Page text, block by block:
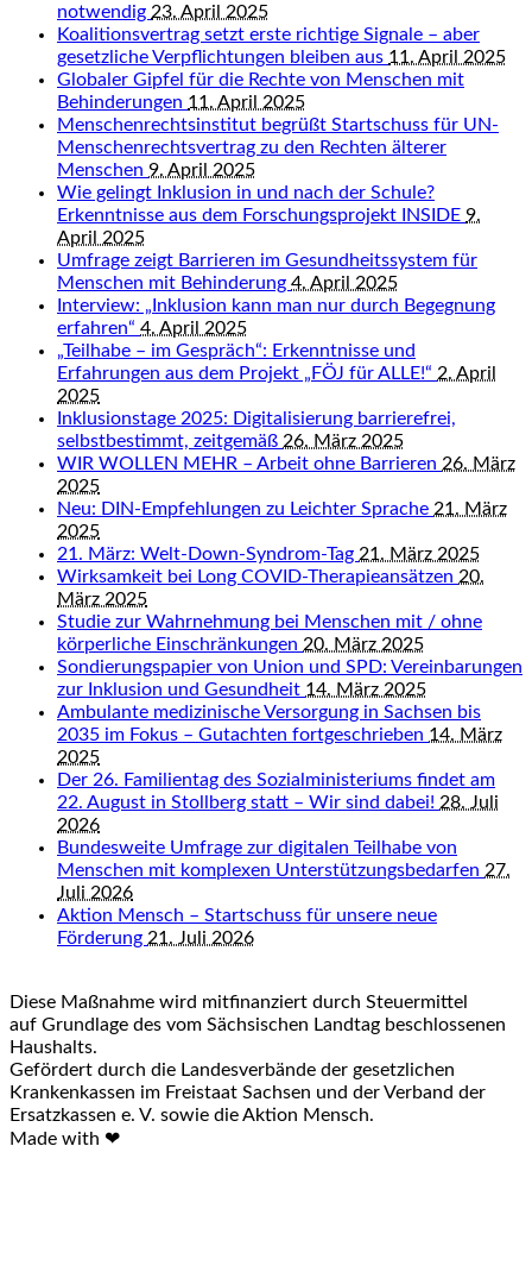
notwendig 23. April 2025
Koalitionsvertrag setzt erste richtige Signale – aber
gesetzliche Verpflichtungen bleiben aus 11. April 2025
Globaler Gipfel für die Rechte von Menschen mit
Behinderungen 11. April 2025
Menschenrechtsinstitut begrüßt Startschuss für UN-
Menschenrechtsvertrag zu den Rechten älterer
Menschen 9. April 2025
Wie gelingt Inklusion in und nach der Schule?
Erkenntnisse aus dem Forschungsprojekt INSIDE 9.
April 2025
Umfrage zeigt Barrieren im Gesundheitssystem für
Menschen mit Behinderung 4. April 2025
Interview: „Inklusion kann man nur durch Begegnung
erfahren“ 4. April 2025
„Teilhabe – im Gespräch“: Erkenntnisse und
Erfahrungen aus dem Projekt „FÖJ für ALLE!“ 2. April
2025
Inklusionstage 2025: Digitalisierung barrierefrei,
selbstbestimmt, zeitgemäß 26. März 2025
WIR WOLLEN MEHR – Arbeit ohne Barrieren 26. März
2025
Neu: DIN-Empfehlungen zu Leichter Sprache 21. März
2025
21. März: Welt-Down-Syndrom-Tag 21. März 2025
Wirksamkeit bei Long COVID-Therapieansätzen 20.
März 2025
Studie zur Wahrnehmung bei Menschen mit / ohne
körperliche Einschränkungen 20. März 2025
Sondierungspapier von Union und SPD: Vereinbarungen
zur Inklusion und Gesundheit 14. März 2025
Ambulante medizinische Versorgung in Sachsen bis
2035 im Fokus – Gutachten fortgeschrieben 14. März
2025
Der 26. Familientag des Sozialministeriums findet am
22. August in Stollberg statt – Wir sind dabei! 28. Juli
2026
Bundesweite Umfrage zur digitalen Teilhabe von
Menschen mit komplexen Unterstützungsbedarfen 27.
Juli 2026
Aktion Mensch – Startschuss für unsere neue
Förderung 21. Juli 2026
Diese Maßnahme wird mitfinanziert durch Steuermittel
auf Grundlage des vom Sächsischen Landtag beschlossenen
Haushalts.
Gefördert durch die Landesverbände der gesetzlichen
Krankenkassen im Freistaat Sachsen und der Verband der
Ersatzkassen e. V. sowie die Aktion Mensch.
Made with ❤